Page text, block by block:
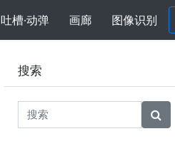
吐槽·动弹 画廊 图像识别
搜索